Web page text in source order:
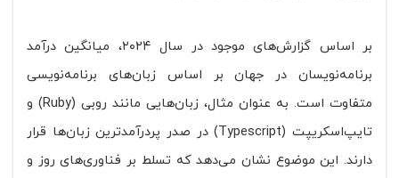
بر اساس گزارش‌های موجود در سال ۲۰۲۴، میانگین درآمد
برنامه‌نویسان در جهان بر اساس زبان‌های برنامه‌نویسی
متفاوت است. به عنوان مثال، زبان‌هایی مانند روبی (Ruby) و
تایپ‌اسکریپت (Typescript) در صدر پردرآمدترین زبان‌ها قرار
دارند. این موضوع نشان می‌دهد که تسلط بر فناوری‌های روز و